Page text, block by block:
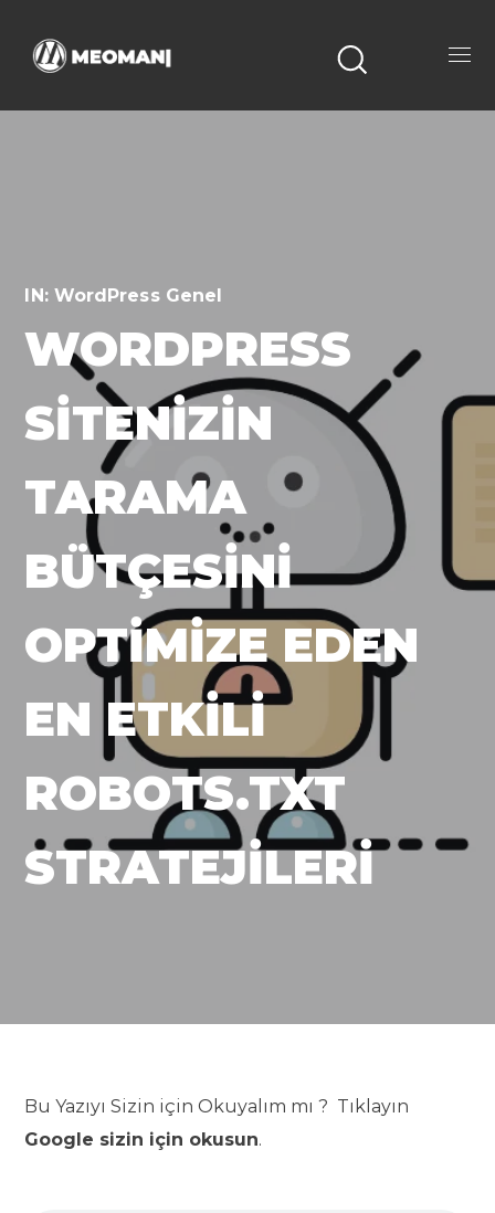
IN: WordPress Genel
WORDPRESS
SITENIZIN
TARAMA
BÜTÇESINI
OPTIMIZE EDEN
EN ETKILI
ROBOTS.TXT
STRATEJILERI
Bu Yazıyı Sizin için Okuyalım mı ? Tıklayın
Google sizin için okusun.